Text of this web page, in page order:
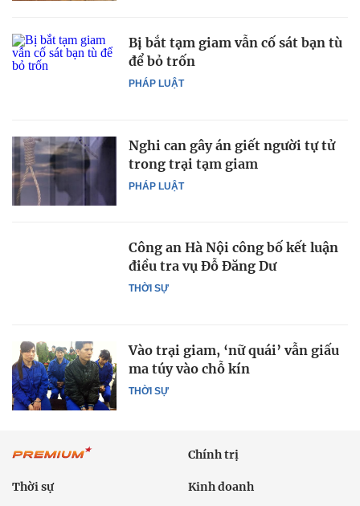
PHÁP LUẬT
Bị bắt tạm giam vẫn cố sát bạn tù
để bỏ trốn
PHÁP LUẬT
Nghi can gây án giết người tự tử
trong trại tạm giam
THỜI SỰ
Công an Hà Nội công bố kết luận
điều tra vụ Đỗ Đăng Dư
THỜI SỰ
Vào trại giam, ‘nữ quái’ vẫn giấu
ma túy vào chỗ kín
Chính trị
Thời sự Kinh doanh